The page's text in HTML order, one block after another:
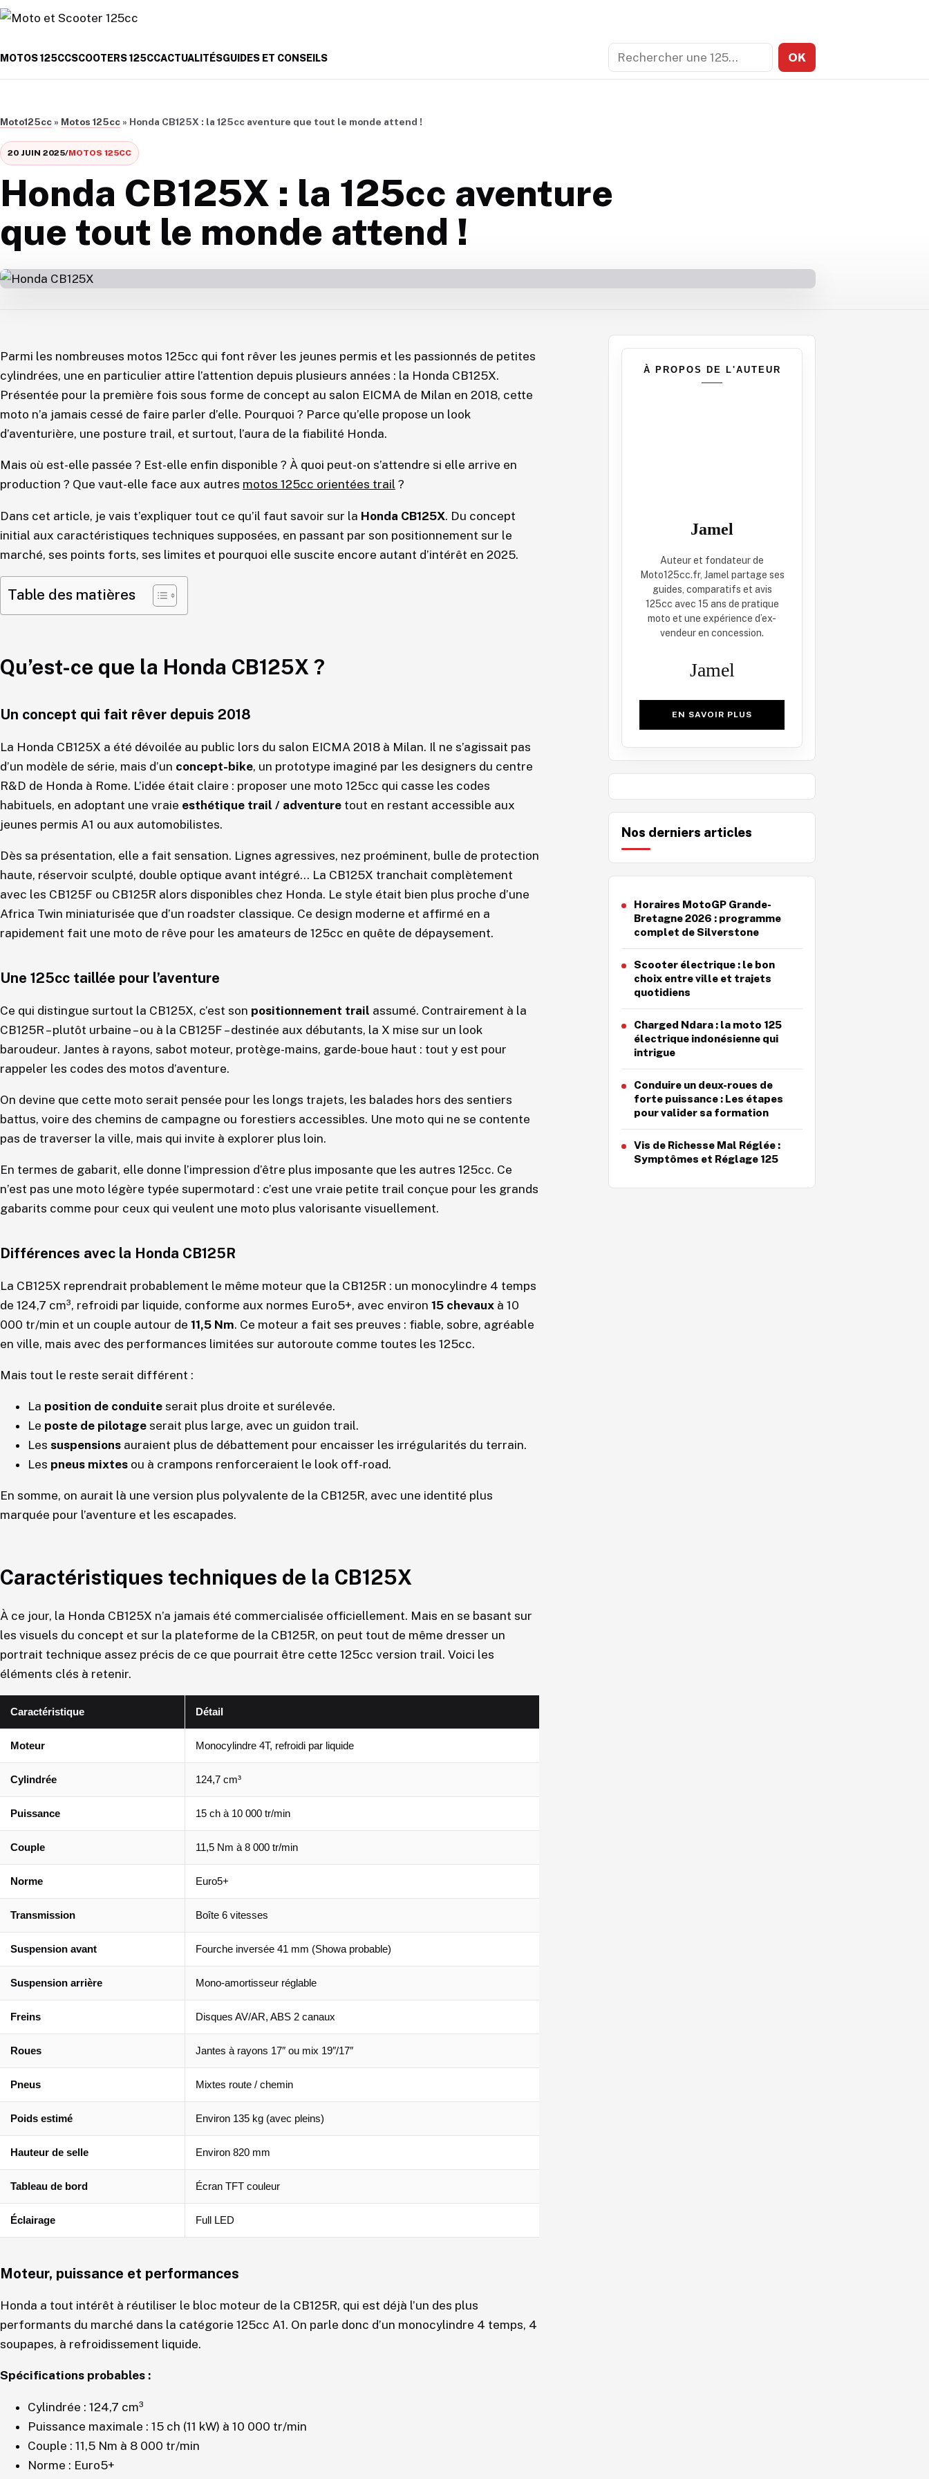
Aller au contenu
MOTOS 125CCSCOOTERS 125CCACTUALITÉSGUIDES ET CONSEILS Rechercher OK
Moto125cc » Motos 125cc » Honda CB125X : la 125cc aventure que tout le monde attend !
20 JUIN 2025/MOTOS 125CC
Honda CB125X : la 125cc aventure
que tout le monde attend !
Parmi les nombreuses motos 125cc qui font rêver les jeunes permis et les passionnés de petites
cylindrées, une en particulier attire l’attention depuis plusieurs années : la Honda CB125X.
Présentée pour la première fois sous forme de concept au salon EICMA de Milan en 2018, cette
moto n’a jamais cessé de faire parler d’elle. Pourquoi ? Parce qu’elle propose un look
d’aventurière, une posture trail, et surtout, l’aura de la fiabilité Honda.
Mais où est-elle passée ? Est-elle enfin disponible ? À quoi peut-on s’attendre si elle arrive en
production ? Que vaut-elle face aux autres motos 125cc orientées trail ?
Dans cet article, je vais t’expliquer tout ce qu’il faut savoir sur la Honda CB125X. Du concept
initial aux caractéristiques techniques supposées, en passant par son positionnement sur le
marché, ses points forts, ses limites et pourquoi elle suscite encore autant d’intérêt en 2025.
Table des matières
Qu’est-ce que la Honda CB125X ?
Un concept qui fait rêver depuis 2018
La Honda CB125X a été dévoilée au public lors du salon EICMA 2018 à Milan. Il ne s’agissait pas
d’un modèle de série, mais d’un concept-bike, un prototype imaginé par les designers du centre
R&D de Honda à Rome. L’idée était claire : proposer une moto 125cc qui casse les codes
habituels, en adoptant une vraie esthétique trail / adventure tout en restant accessible aux
jeunes permis A1 ou aux automobilistes.
Dès sa présentation, elle a fait sensation. Lignes agressives, nez proéminent, bulle de protection
haute, réservoir sculpté, double optique avant intégré… La CB125X tranchait complètement
avec les CB125F ou CB125R alors disponibles chez Honda. Le style était bien plus proche d’une
Africa Twin miniaturisée que d’un roadster classique. Ce design moderne et affirmé en a
rapidement fait une moto de rêve pour les amateurs de 125cc en quête de dépaysement.
Une 125cc taillée pour l’aventure
Ce qui distingue surtout la CB125X, c’est son positionnement trail assumé. Contrairement à la
CB125R – plutôt urbaine – ou à la CB125F – destinée aux débutants, la X mise sur un look
baroudeur. Jantes à rayons, sabot moteur, protège-mains, garde-boue haut : tout y est pour
rappeler les codes des motos d’aventure.
On devine que cette moto serait pensée pour les longs trajets, les balades hors des sentiers
battus, voire des chemins de campagne ou forestiers accessibles. Une moto qui ne se contente
pas de traverser la ville, mais qui invite à explorer plus loin.
En termes de gabarit, elle donne l’impression d’être plus imposante que les autres 125cc. Ce
n’est pas une moto légère typée supermotard : c’est une vraie petite trail conçue pour les grands
gabarits comme pour ceux qui veulent une moto plus valorisante visuellement.
Différences avec la Honda CB125R
La CB125X reprendrait probablement le même moteur que la CB125R : un monocylindre 4 temps
de 124,7 cm³, refroidi par liquide, conforme aux normes Euro5+, avec environ 15 chevaux à 10
000 tr/min et un couple autour de 11,5 Nm. Ce moteur a fait ses preuves : fiable, sobre, agréable
en ville, mais avec des performances limitées sur autoroute comme toutes les 125cc.
Mais tout le reste serait différent :
La position de conduite serait plus droite et surélevée.
Le poste de pilotage serait plus large, avec un guidon trail.
Les suspensions auraient plus de débattement pour encaisser les irrégularités du terrain.
Les pneus mixtes ou à crampons renforceraient le look off-road.
En somme, on aurait là une version plus polyvalente de la CB125R, avec une identité plus
marquée pour l’aventure et les escapades.
Caractéristiques techniques de la CB125X
À ce jour, la Honda CB125X n’a jamais été commercialisée officiellement. Mais en se basant sur
les visuels du concept et sur la plateforme de la CB125R, on peut tout de même dresser un
portrait technique assez précis de ce que pourrait être cette 125cc version trail. Voici les
éléments clés à retenir.
Caractéristique Détail
Moteur Monocylindre 4T, refroidi par liquide
Cylindrée 124,7 cm³
Puissance 15 ch à 10 000 tr/min
Couple 11,5 Nm à 8 000 tr/min
Norme Euro5+
Transmission Boîte 6 vitesses
Suspension avant Fourche inversée 41 mm (Showa probable)
Suspension arrière Mono-amortisseur réglable
Freins Disques AV/AR, ABS 2 canaux
Roues Jantes à rayons 17″ ou mix 19″/17″
Pneus Mixtes route / chemin
Poids estimé Environ 135 kg (avec pleins)
Hauteur de selle Environ 820 mm
Tableau de bord Écran TFT couleur
Éclairage Full LED
Moteur, puissance et performances
Honda a tout intérêt à réutiliser le bloc moteur de la CB125R, qui est déjà l’un des plus
performants du marché dans la catégorie 125cc A1. On parle donc d’un monocylindre 4 temps, 4
soupapes, à refroidissement liquide.
Spécifications probables :
Cylindrée : 124,7 cm³
Puissance maximale : 15 ch (11 kW) à 10 000 tr/min
Couple : 11,5 Nm à 8 000 tr/min
Norme : Euro5+
À PROPOS DE L'AUTEUR
Jamel
Auteur et fondateur de
Moto125cc.fr, Jamel partage ses
guides, comparatifs et avis
125cc avec 15 ans de pratique
moto et une expérience d’ex-
vendeur en concession.
Jamel
EN SAVOIR PLUS
Nos derniers articles
Horaires MotoGP Grande-
Bretagne 2026 : programme
complet de Silverstone
Scooter électrique : le bon
choix entre ville et trajets
quotidiens
Charged Ndara : la moto 125
électrique indonésienne qui
intrigue
Conduire un deux-roues de
forte puissance : Les étapes
pour valider sa formation
Vis de Richesse Mal Réglée :
Symptômes et Réglage 125